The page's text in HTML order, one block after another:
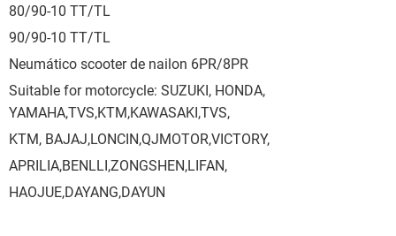
80/90-10 TT/TL
90/90-10 TT/TL
Neumático scooter de nailon 6PR/8PR
Suitable for motorcycle: SUZUKI, HONDA,
YAMAHA,TVS,KTM,KAWASAKI,TVS,
KTM, BAJAJ,LONCIN,QJMOTOR,VICTORY,
APRILIA,BENLLI,ZONGSHEN,LIFAN,
HAOJUE,DAYANG,DAYUN